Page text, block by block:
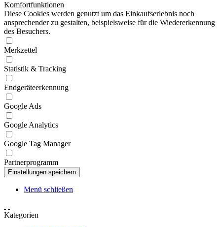
Komfortfunktionen
Diese Cookies werden genutzt um das Einkaufserlebnis noch
ansprechender zu gestalten, beispielsweise für die Wiedererkennung
des Besuchers.
Merkzettel
Statistik & Tracking
Endgeräteerkennung
Google Ads
Google Analytics
Google Tag Manager
Partnerprogramm
Menü schließen
Kategorien